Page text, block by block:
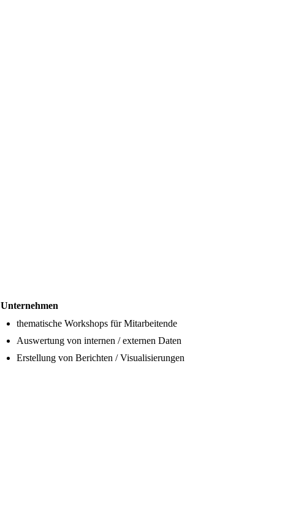
Unternehmen
thematische Workshops für Mitarbeitende
Auswertung von internen / externen Daten
Erstellung von Berichten / Visualisierungen